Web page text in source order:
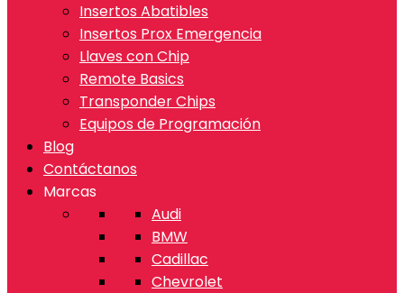
Insertos Abatibles
Insertos Prox Emergencia
Llaves con Chip
Remote Basics
Transponder Chips
Equipos de Programación
Blog
Contáctanos
Marcas
Audi
BMW
Cadillac
Chevrolet